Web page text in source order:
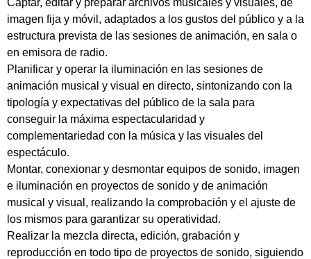
imagen fija y móvil, adaptados a los gustos del público y a la
estructura prevista de las sesiones de animación, en sala o
en emisora de radio.
Planificar y operar la iluminación en las sesiones de
animación musical y visual en directo, sintonizando con la
tipología y expectativas del público de la sala para
conseguir la máxima espectacularidad y
complementariedad con la música y las visuales del
espectáculo.
Montar, conexionar y desmontar equipos de sonido, imagen
e iluminación en proyectos de sonido y de animación
musical y visual, realizando la comprobación y el ajuste de
los mismos para garantizar su operatividad.
Realizar la mezcla directa, edición, grabación y
reproducción en todo tipo de proyectos de sonido, siguiendo